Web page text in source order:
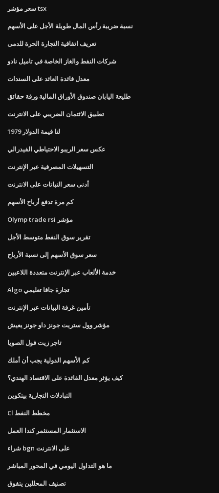
سعر مؤشر tsx
نسبة ضريبة رأس المال طويلة الأجل على الأسهم
تعريف اتفاقية التجارة الحرة للدمى
شركات النفط والغاز الخاصة في تاميل نادو
معدل فائدة العائد على السندات
طليعة اليابان صندوق الأوراق المالية ورقة حقائق
تطبيق الائتمان الضريبي على الانترنت
لنا قيمة الدولار 1979
عكس سعر الريبو الاحتياطي الفيدرالي
التسهيلات المصرفية عبر الإنترنت
أدنى سعر النباتات على الانترنت
كم مرة تدفع أرباح الأسهم
Olymp trade rsi مؤشر
تقرير سوق النفط متوسط ​​الأجل
سعر سوق الأسهم إلى نسبة الأرباح
خدمة الألعاب عبر الإنترنت متعددة اللاعبين
Algo تجارة جافا تعليمي
تأمين غرفة البيانات عبر الإنترنت
مؤشر وول ستريت جونز داو جونز يعيش
تاجر زيت فول الصويا
كم الأسهم الدولية يجب أن أملك
كيف يؤثر معدل الفائدة على الاقتصاد الهندي؟
التبادلات التجارية بيتكوين
Cl مخطط النفط
الاستثمار المستثمر كندا العمل
شراء bgn على الانترنت
ما هو التداول اليومي في المحور المباشر
تصنيف المحللين يتفوق